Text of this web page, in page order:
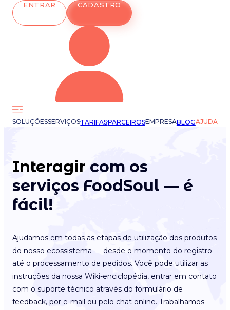
ENTRAR CADASTRO
SOLUÇÕESSERVIÇOSTARIFASPARCEIROSEMPRESABLOGAJUDA
Interagir com os
serviços FoodSoul — é
fácil!
Ajudamos em todas as etapas de utilização dos produtos
do nosso ecossistema — desde o momento do registro
até o processamento de pedidos. Você pode utilizar as
instruções da nossa Wiki-enciclopédia, entrar em contato
com o suporte técnico através do formulário de
feedback, por e-mail ou pelo chat online. Trabalhamos